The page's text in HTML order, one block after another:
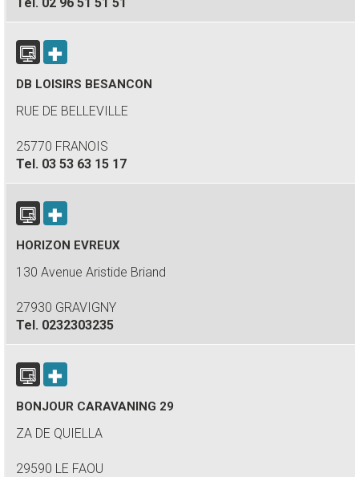
DB LOISIRS BESANCON
RUE DE BELLEVILLE
25770 FRANOIS
Tel. 03 53 63 15 17
HORIZON EVREUX
130 Avenue Aristide Briand
27930 GRAVIGNY
Tel. 0232303235
BONJOUR CARAVANING 29
ZA DE QUIELLA
29590 LE FAOU